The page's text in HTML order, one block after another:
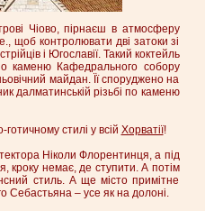
Чіово, пірнаєш в атмосферу
щоб контролювати дві затоки зі
і Югославії. Такий коктейль
каменю Кафедрального собору
майдан. Її споруджено на
далматинській різьбі по каменю
стилі у всій Хорватії!
Ніколи Флорентинця, а під
кроку немає, де ступити. А потім
стиль. А ще місто примітне
Себастьяна – усе як на долоні.